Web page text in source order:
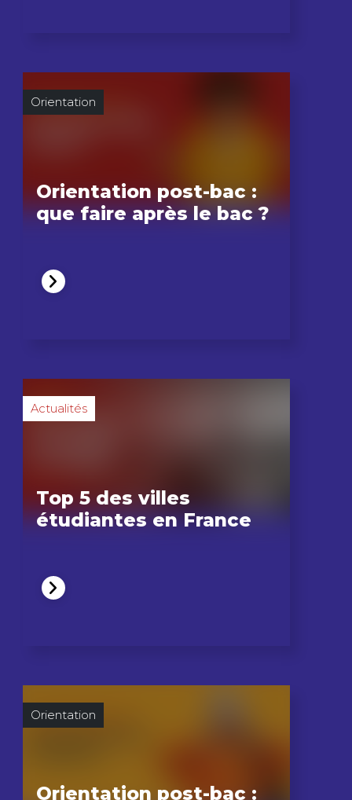
Orientation
Orientation post-bac :
que faire après le bac ?
Actualités
Top 5 des villes
étudiantes en France
Orientation
Orientation post-bac :